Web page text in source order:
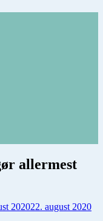
allermest
202022. august 2020